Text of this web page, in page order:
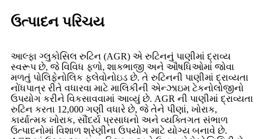
ઉત્પાદન પરિચય
આલ્ફા ગ્લુકોસિલ રુટિન (AGR) એ રુટિનનું પાણીમાં દ્રાવ્ય
સ્વરૂપ છે, જે વિવિધ ફળો, શાકભાજી અને ઔષધિઓમાં જોવા
મળતું પોલિફેનોલિક ફ્લેવોનોઇડ છે. તે રુટિનની પાણીમાં દ્રાવ્યતા
નોંધપાત્ર રીતે વધારવા માટે માલિકીની એન્ઝાઇમ ટેકનોલોજીનો
ઉપયોગ કરીને વિકસાવવામાં આવ્યું છે. AGR ની પાણીમાં દ્રાવ્યતા
રુટિન કરતા 12,000 ગણી વધારે છે, જે તેને પીણાં, ખોરાક,
કાર્યાત્મક ખોરાક, સૌંદર્ય પ્રસાધનો અને વ્યક્તિગત સંભાળ
ઉત્પાદનોમાં વિશાળ શ્રેણીના ઉપયોગ માટે યોગ્ય બનાવે છે.